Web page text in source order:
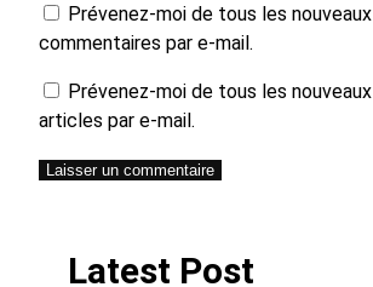
Prévenez-moi de tous les nouveaux
commentaires par e-mail.
Prévenez-moi de tous les nouveaux
articles par e-mail.
Latest Post